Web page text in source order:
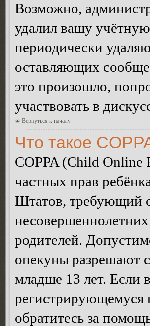
Возможно,
удалил вашу
периодически
оставляющих
это произошло,
участвовать в
Вернуться к началу
Что такое
COPPA (Child Online
частных прав
Штатов, требующий
родителей.
опекуны разрешают
младше 13 лет. Если
регистрирующемуся
обратитесь за